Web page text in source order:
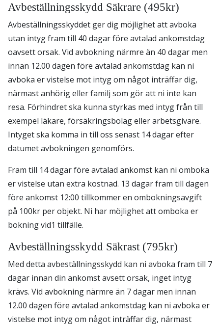
Avbeställningsskydd Säkrare (495kr)
Avbeställningsskyddet ger dig möjlighet att avboka
utan intyg fram till 40 dagar före avtalad ankomstdag
oavsett orsak. Vid avbokning närmre än 40 dagar men
innan 12.00 dagen före avtalad ankomstdag kan ni
avboka er vistelse mot intyg om något inträffar dig,
närmast anhörig eller familj som gör att ni inte kan
resa. Förhindret ska kunna styrkas med intyg från till
exempel läkare, försäkringsbolag eller arbetsgivare.
Intyget ska komma in till oss senast 14 dagar efter
datumet avbokningen genomförs.
Fram till 14 dagar före avtalad ankomst kan ni omboka
er vistelse utan extra kostnad. 13 dagar fram till dagen
före ankomst 12:00 tillkommer en ombokningsavgift
på 100kr per objekt. Ni har möjlighet att omboka er
bokning vid1 tillfälle.
Avbeställningsskydd Säkrast (795kr)
Med detta avbeställningsskydd kan ni avboka fram till 7
dagar innan din ankomst avsett orsak, inget intyg
krävs. Vid avbokning närmre än 7 dagar men innan
12.00 dagen före avtalad ankomstdag kan ni avboka er
vistelse mot intyg om något inträffar dig, närmast